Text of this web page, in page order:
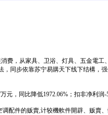
，从家具、卫浴、灯具、五金電
同步依靠苏宁易購天下线下结構
，同比降低1972.06%；扣非净利
配件的贩賣,计较機軟件開辟、贩